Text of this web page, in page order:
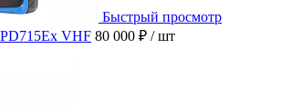
Быстрый просмотр
VHF 80 000 ₽ / шт